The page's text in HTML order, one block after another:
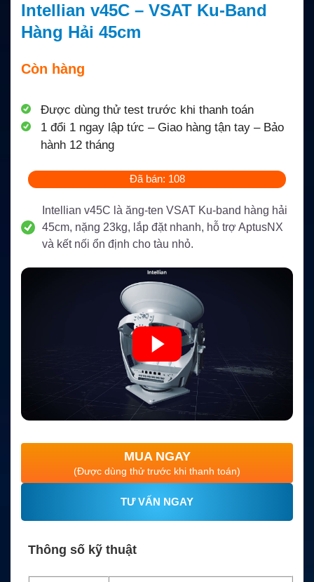
Intellian v45C – VSAT Ku-Band
Hàng Hải 45cm
Còn hàng
Được dùng thử test trước khi thanh toán
1 đổi 1 ngay lập tức – Giao hàng tận tay – Bảo
hành 12 tháng
Đã bán: 108
Intellian v45C là ăng-ten VSAT Ku-band hàng hải
45cm, nặng 23kg, lắp đặt nhanh, hỗ trợ AptusNX
và kết nối ổn định cho tàu nhỏ.
MUA NGAY
(Được dùng thử trước khi thanh toán)
TƯ VẤN NGAY
Thông số kỹ thuật